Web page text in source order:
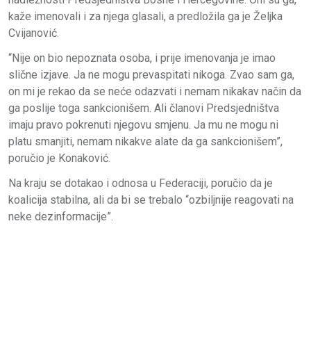
kaže imenovali i za njega glasali, a predložila ga je Željka
Cvijanović.
“Nije on bio nepoznata osoba, i prije imenovanja je imao
slične izjave. Ja ne mogu prevaspitati nikoga. Zvao sam ga,
on mi je rekao da se neće odazvati i nemam nikakav način da
ga poslije toga sankcionišem. Ali članovi Predsjedništva
imaju pravo pokrenuti njegovu smjenu. Ja mu ne mogu ni
platu smanjiti, nemam nikakve alate da ga sankcionišem”,
poručio je Konaković.
Na kraju se dotakao i odnosa u Federaciji, poručio da je
koalicija stabilna, ali da bi se trebalo “ozbiljnije reagovati na
neke dezinformacije”.